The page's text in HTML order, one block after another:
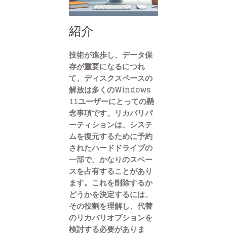
紹介
技術が進歩し、データ保
存が重要になるにつれ
て、ディスクスペースの
解放は多くのWindows
11ユーザーにとっての懸
念事項です。リカバリパ
ーティションは、システ
ムを復元するために予約
されたハードドライブの
一部で、かなりのスペー
スを占有することがあり
ます。これを削除するか
どうかを決定するには、
その役割を理解し、代替
のリカバリオプションを
検討する必要がありま